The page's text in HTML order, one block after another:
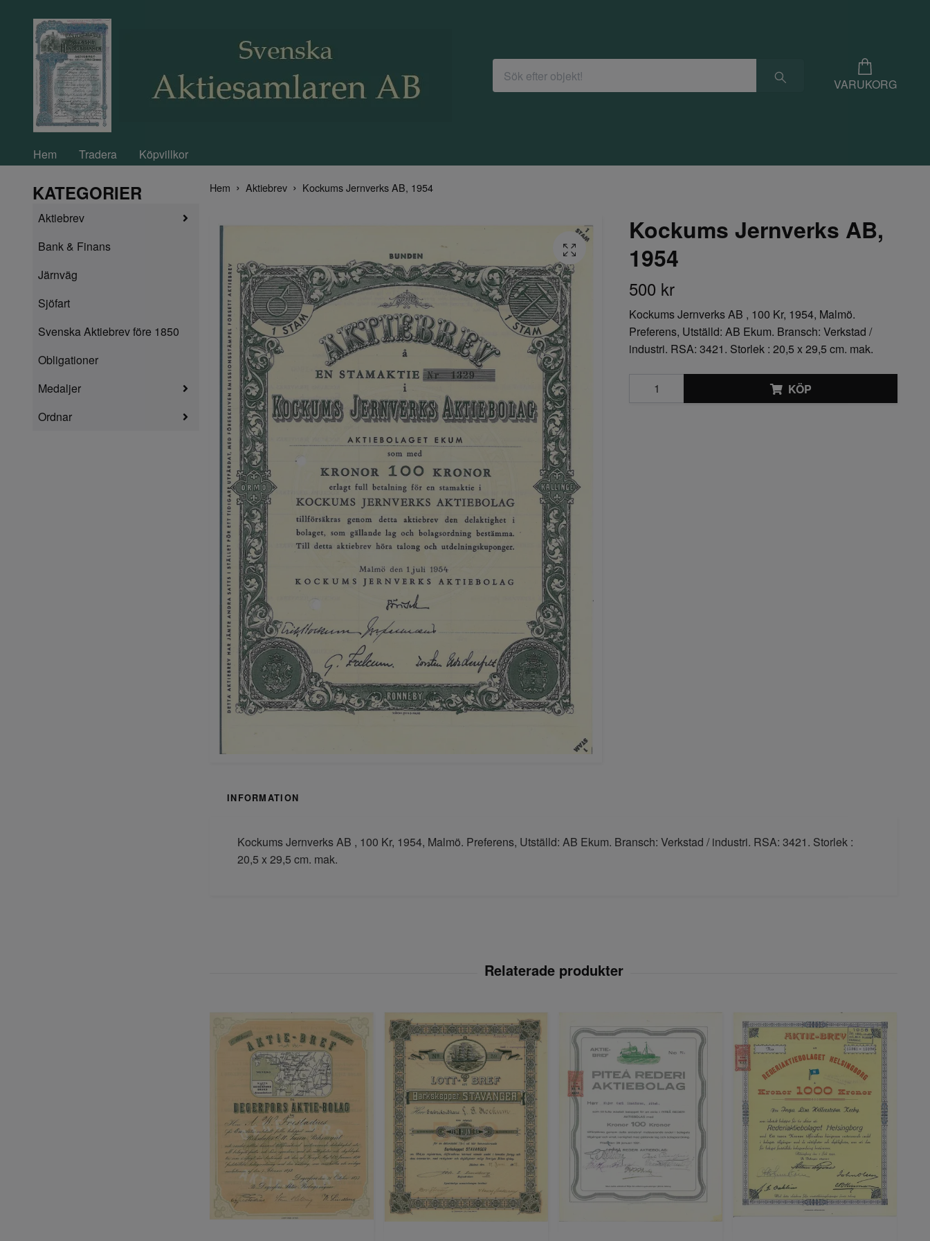
VARUKORG
Hem Tradera Köpvillkor
KATEGORIER
Aktiebrev
Bank & Finans
Järnväg
Sjöfart
Svenska Aktiebrev före 1850
Obligationer
Medaljer
Ordnar
Hem Aktiebrev Kockums Jernverks AB, 1954
Kockums Jernverks AB,
1954
500 kr
Kockums Jernverks AB , 100 Kr, 1954, Malmö.
Preferens, Utställd: AB Ekum. Bransch: Verkstad /
industri. RSA: 3421. Storlek : 20,5 x 29,5 cm. mak.
KÖP
INFORMATION
Kockums Jernverks AB , 100 Kr, 1954, Malmö. Preferens, Utställd: AB Ekum. Bransch: Verkstad / industri. RSA: 3421. Storlek :
20,5 x 29,5 cm. mak.